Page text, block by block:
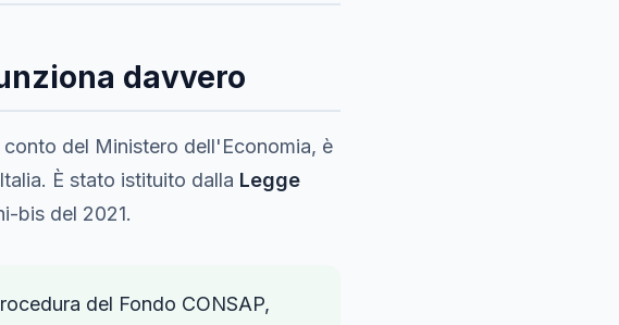
davvero
del Ministero dell'Economia, è
È stato istituito dalla Legge
bis del 2021.
del Fondo CONSAP,